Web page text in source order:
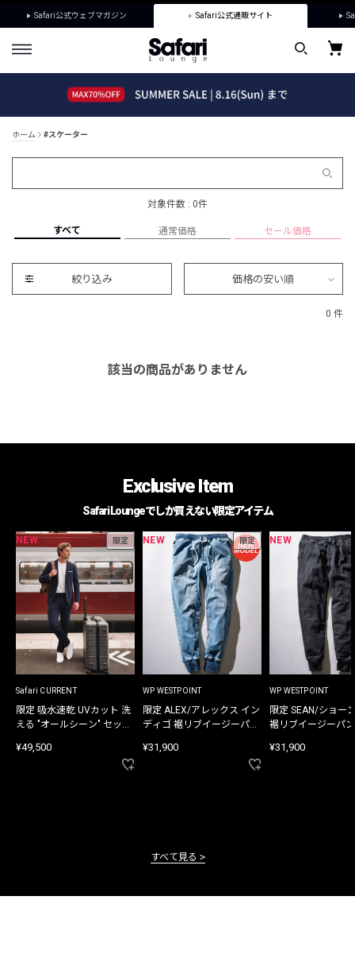
Safari公式ウェブマガジン Safari公式通販サイト
ホーム #スケーター
対象件数 : 0件
すべて 通常価格 セール価格
絞り込み 価格の安い順
0 件
該当の商品がありません
Exclusive Item
Safari Loungeでしか買えない限定アイテム
NEW 限定
Safari CURRENT
限定 吸水速乾 UVカット 洗
える "オールシーン" セット
¥49,500
NEW 限定
WP WESTPOINT
限定 ALEX/アレックス イン
ディゴ 裾リブイージーパン
¥31,900
NEW
WP WESTPOINT
限定 SEAN/ショー
裾リブイージーパ
¥31,900
すべて見る